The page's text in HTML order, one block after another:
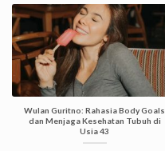
Wulan Guritno: Rahasia Body Goals
dan Menjaga Kesehatan Tubuh di
Usia 43